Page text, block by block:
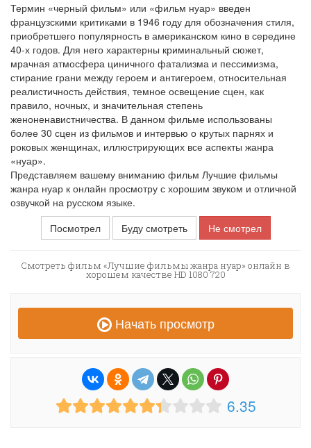
Термин «черный фильм» или «фильм нуар» введен
французскими критиками в 1946 году для обозначения стиля,
приобретшего популярность в американском кино в середине
40-х годов. Для него характерны криминальный сюжет,
мрачная атмосфера циничного фатализма и пессимизма,
стирание грани между героем и антигероем, относительная
реалистичность действия, темное освещение сцен, как
правило, ночных, и значительная степень
женоненавистничества. В данном фильме использованы
более 30 сцен из фильмов и интервью о крутых парнях и
роковых женщинах, иллюстрирующих все аспекты жанра
«нуар».
Представляем вашему вниманию фильм Лучшие фильмы
жанра нуар к онлайн просмотру с хорошим звуком и отличной
озвучкой на русском языке.
Посмотрел
Буду смотреть Не смотрел
Смотреть фильм «Лучшие фильмы жанра нуар» онлайн в
хорошем качестве HD 1080 720
Начать просмотр
6.35